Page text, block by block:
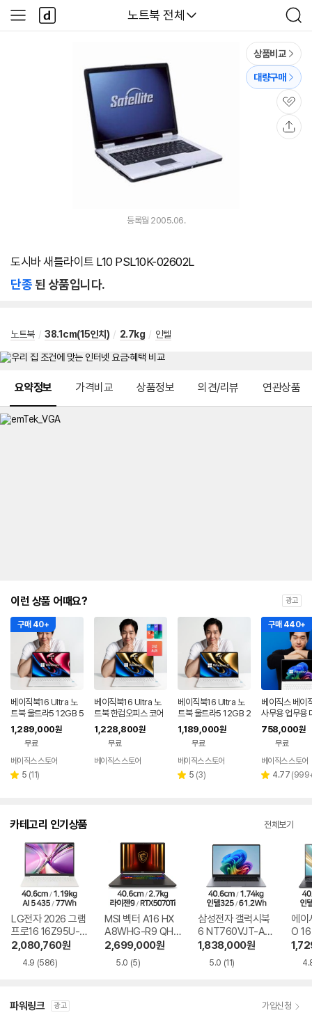
다나와
노트북 전체
검
색
사
이
다
나
와
상품비교
대량구매
관
심
등록월 2005.06.
도시바 새틀라이트 L10 PSL10K-02602L
단종된 상품입니다.
노트북 / 38.1cm(15인치) / 2.7kg / 인텔
요약정보 가격비교 상품정보 의견/리뷰 연관상품
이런 상품 어때요? 광고
구매 40+
베이직북16 Ultra 노
트북 울트라5 12GB 5
12GB 윈도우11 사무
용 업무용 게이밍
1,289,000원
무료
베이직스 스토어
별 5 리
(11)
베이직북16 Ultra 노
트북 한컴오피스 코어
울트라5 사무용 업무
용 게이밍
1,228,800원
무료
베이직스 스토어
베이직북16 Ultra 노
트북 울트라5 12GB 2
56GB 윈도우11 사무
용 업무용 게이밍
1,189,000원
무료
베이직스 스토어
별 5 리
(3)
구매 440+
베이직스 베이
사무용 업무용
인강용 가벼운
휴대용 저가 싼
758,000원
무료
베이직스 스토어
별 4.77 리
(
카테고리 인기상품 전체보기
LG전자 2026 그램
프로16 16Z95U-G
S5WK
2,080,760원
4.9 (586)
MSI 벡터 A16 HX
A8WHG-R9 QHD
+
2,699,000원
5.0 (5)
삼성전자 갤럭시북
6 NT760VJT-A51
A
1,838,000원
5.0 (11)
에이
O
1-
파워링크 광고 가입신청